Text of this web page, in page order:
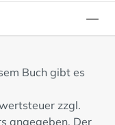
Buch gibt es
zzgl.
angegeben. Der